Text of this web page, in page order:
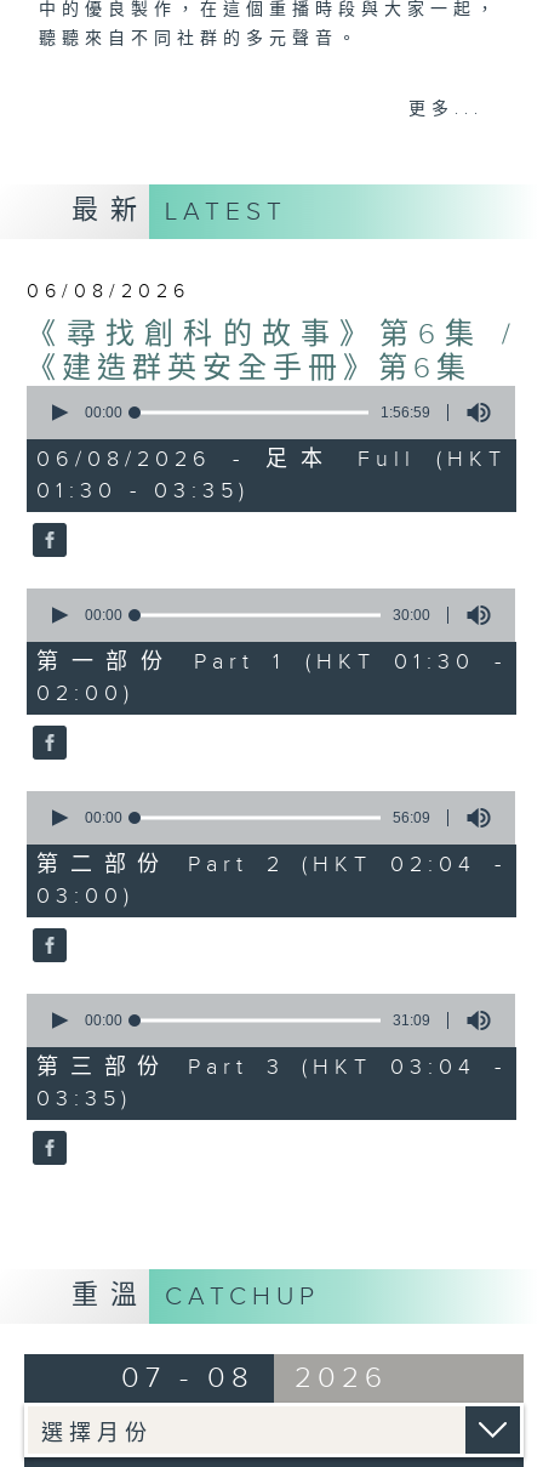
中的優良製作，在這個重播時段與大家一起，
聽聽來自不同社群的多元聲音。
更多...
最新 LATEST
06/08/2026
《尋找創科的故事》第6集 /
《建造群英安全手冊》第6集
seconds
1
hour,
56
minutes,
59
seconds
00:00 1:56:59
06/08/2026 - 足本 Full (HKT
01:30 - 03:35)
seconds
30
minutes,
0
seconds
00:00 30:00
第一部份 Part 1 (HKT 01:30 -
02:00)
seconds
56
minutes,
9
seconds
00:00 56:09
第二部份 Part 2 (HKT 02:04 -
03:00)
seconds
31
minutes,
9
seconds
00:00 31:09
第三部份 Part 3 (HKT 03:04 -
03:35)
重溫 CATCHUP
07 - 08 2026